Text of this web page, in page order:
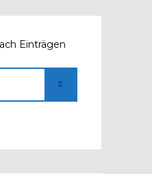
Einträgen